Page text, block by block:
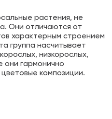
растения, не
Они отличаются от
характерным строением
группа насчитывает
низкорослых,
они гармонично
композиции.